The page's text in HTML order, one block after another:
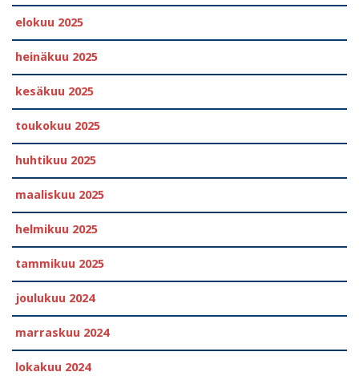
elokuu 2025
heinäkuu 2025
kesäkuu 2025
toukokuu 2025
huhtikuu 2025
maaliskuu 2025
helmikuu 2025
tammikuu 2025
joulukuu 2024
marraskuu 2024
lokakuu 2024